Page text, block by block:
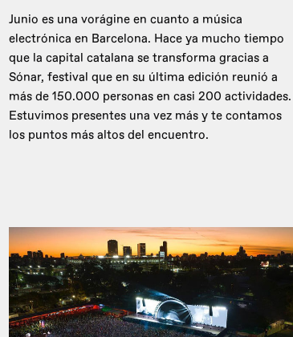
Junio es una vorágine en cuanto a música
electrónica en Barcelona. Hace ya mucho tiempo
que la capital catalana se transforma gracias a
Sónar, festival que en su última edición reunió a
más de 150.000 personas en casi 200 actividades.
Estuvimos presentes una vez más y te contamos
los puntos más altos del encuentro.